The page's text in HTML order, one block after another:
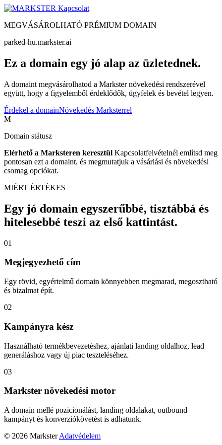
Kapcsolat
MEGVÁSÁROLHATÓ PRÉMIUM DOMAIN
parked-hu.markster.ai
Ez a domain egy jó alap az üzletednek.
A domaint megvásárolhatod a Markster növekedési rendszerével
együtt, hogy a figyelemből érdeklődők, ügyfelek és bevétel legyen.
Érdekel a domainNövekedés Marksterrel
M
Domain státusz
Elérhető a Marksteren keresztül Kapcsolatfelvételnél említsd meg
pontosan ezt a domaint, és megmutatjuk a vásárlási és növekedési
csomag opciókat.
MIÉRT ÉRTÉKES
Egy jó domain egyszerűbbé, tisztábbá és
hitelesebbé teszi az első kattintást.
01
Megjegyezhető cím
Egy rövid, egyértelmű domain könnyebben megmarad, megosztható
és bizalmat épít.
02
Kampányra kész
Használható termékbevezetéshez, ajánlati landing oldalhoz, lead
generáláshoz vagy új piac teszteléséhez.
03
Markster növekedési motor
A domain mellé pozicionálást, landing oldalakat, outbound
kampányt és konverziókövetést is adhatunk.
© 2026 Markster Adatvédelem